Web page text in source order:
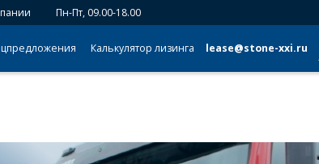
Пн-Пт, 09.00-18.00
Калькулятор лизинга lease@stone-xxi.ru